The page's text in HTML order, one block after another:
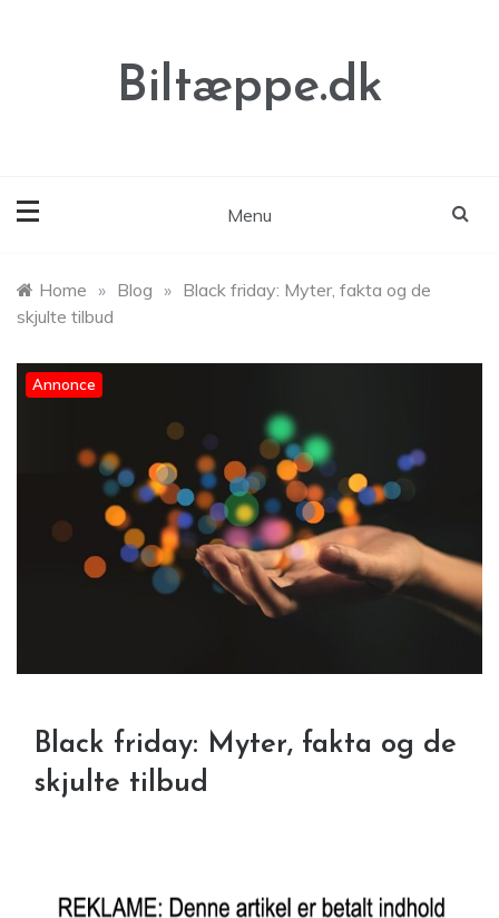
Biltæppe.dk
Menu
Home » Blog » Black friday: Myter, fakta og de
skjulte tilbud
Annonce
Black friday: Myter, fakta og de
skjulte tilbud